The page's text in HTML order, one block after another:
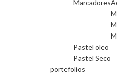
Marcadores
Pastel oleo
Pastel Seco
portefolios